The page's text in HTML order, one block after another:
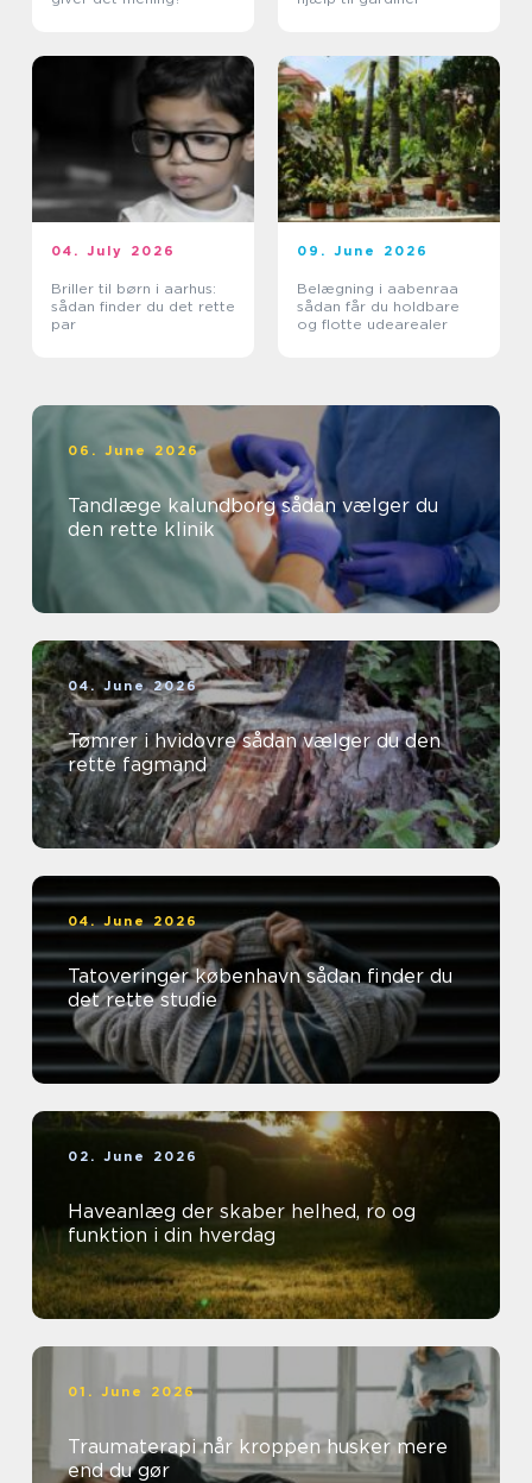
04. July 2026
Briller til børn i aarhus:
sådan finder du det rette
par
09. June 2026
Belægning i aabenraa
sådan får du holdbare
og flotte udearealer
06. June 2026
Tandlæge kalundborg sådan vælger du
den rette klinik
04. June 2026
Tømrer i hvidovre sådan vælger du den
rette fagmand
04. June 2026
Tatoveringer københavn sådan finder du
det rette studie
02. June 2026
Haveanlæg der skaber helhed, ro og
funktion i din hverdag
01. June 2026
Traumaterapi når kroppen husker mere
end du gør